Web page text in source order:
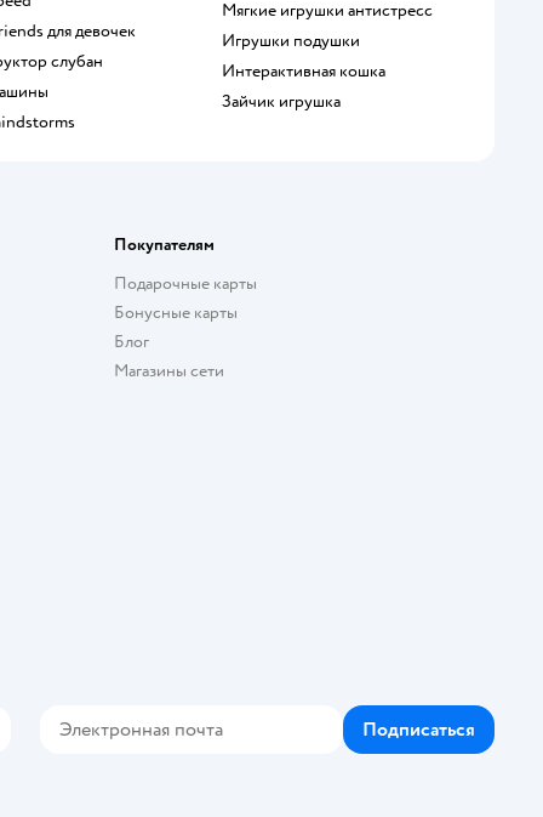
для девочек
слубан
Мягкие игрушки антистресс
Игрушки подушки
Интерактивная кошка
Зайчик игрушка
Покупателям
Подарочные карты
Бонусные карты
Блог
Магазины сети
Подписаться